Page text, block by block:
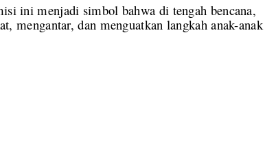
ini menjadi simbol bahwa di tengah bencana,
mengantar, dan menguatkan langkah anak-anak